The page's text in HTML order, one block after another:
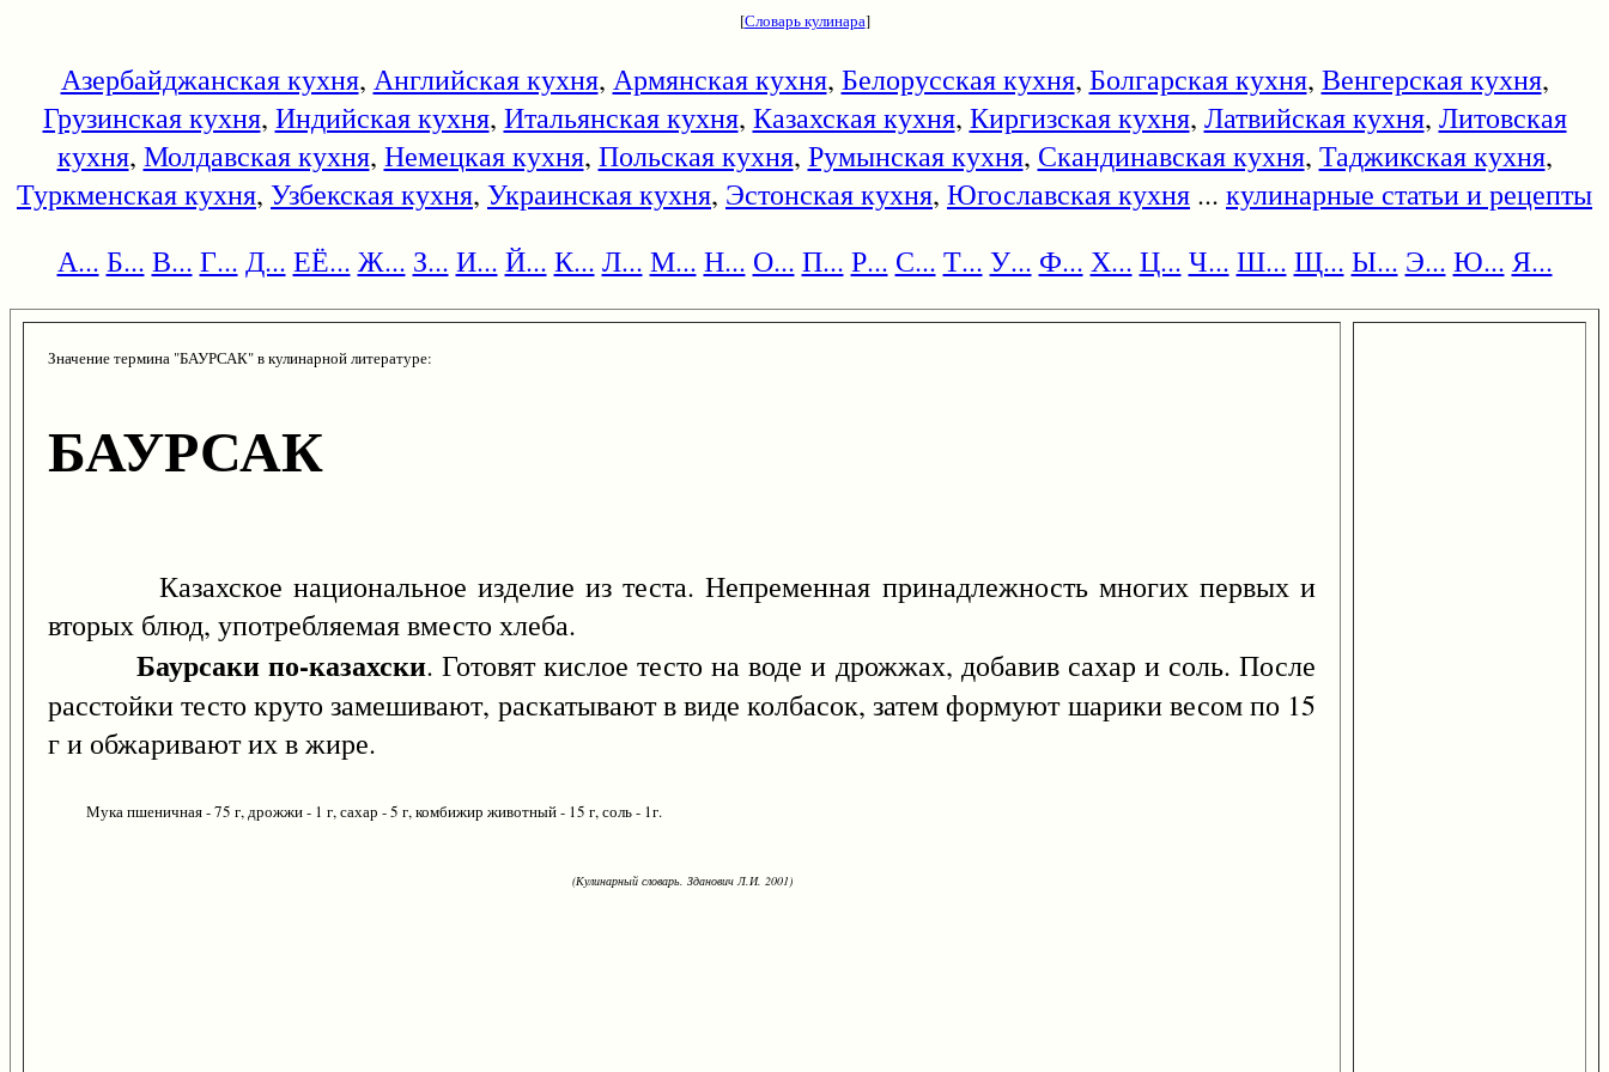
[Словарь кулинара]
Азербайджанская кухня, Английская кухня, Армянская кухня, Белорусская кухня, Болгарская кухня, Венгерская кухня,
Грузинская кухня, Индийская кухня, Итальянская кухня, Казахская кухня, Киргизская кухня, Латвийская кухня, Литовская
кухня, Молдавская кухня, Немецкая кухня, Польская кухня, Румынская кухня, Скандинавская кухня, Таджикская кухня,
Туркменская кухня, Узбекская кухня, Украинская кухня, Эстонская кухня, Югославская кухня ... кулинарные статьи и рецепты
А... Б... В... Г... Д... ЕЁ... Ж... З... И... Й... К... Л... М... Н... О... П... Р... С... Т... У... Ф... Х... Ц... Ч... Ш... Щ... Ы... Э... Ю... Я...
Значение термина "БАУРСАК" в кулинарной литературе:
БАУРСАК
Казахское национальное изделие из теста. Непременная принадлежность многих первых и
вторых блюд, употребляемая вместо хлеба.
Баурсаки по-казахски. Готовят кислое тесто на воде и дрожжах, добавив сахар и соль. После
расстойки тесто круто замешивают, раскатывают в виде колбасок, затем формуют шарики весом по 15
г и обжаривают их в жире.
Мука пшеничная - 75 г, дрожжи - 1 г, сахар - 5 г, комбижир животный - 15 г, соль - 1г.
(Кулинарный словарь. Зданович Л.И. 2001)